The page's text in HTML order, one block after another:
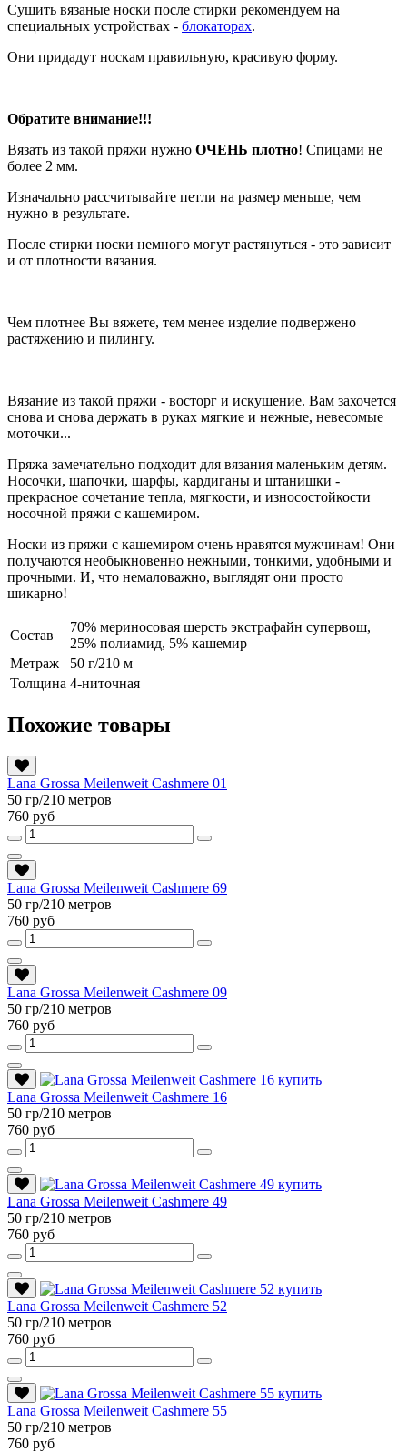
Сушить вязаные носки после стирки рекомендуем на
специальных устройствах - блокаторах.
Они придадут носкам правильную, красивую форму.
Обратите внимание!!!
Вязать из такой пряжи нужно ОЧЕНЬ плотно! Спицами не
более 2 мм.
Изначально рассчитывайте петли на размер меньше, чем
нужно в результате.
После стирки носки немного могут растянуться - это зависит
и от плотности вязания.
Чем плотнее Вы вяжете, тем менее изделие подвержено
растяжению и пилингу.
Вязание из такой пряжи - восторг и искушение. Вам захочется
снова и снова держать в руках мягкие и нежные, невесомые
моточки...
Пряжа замечательно подходит для вязания маленьким детям.
Носочки, шапочки, шарфы, кардиганы и штанишки -
прекрасное сочетание тепла, мягкости, и износостойкости
носочной пряжи с кашемиром.
Носки из пряжи с кашемиром очень нравятся мужчинам! Они
получаются необыкновенно нежными, тонкими, удобными и
прочными. И, что немаловажно, выглядят они просто
шикарно!
Состав
70% мериносовая шерсть экстрафайн супервош,
25% полиамид, 5% кашемир
Метраж
50 г/210 м
Толщина 4-ниточная
Похожие товары
Lana Grossa Meilenweit Cashmere 01
50 гр/210 метров
760 руб
Lana Grossa Meilenweit Cashmere 69
50 гр/210 метров
760 руб
Lana Grossa Meilenweit Cashmere 09
50 гр/210 метров
760 руб
Lana Grossa Meilenweit Cashmere 16
50 гр/210 метров
760 руб
Lana Grossa Meilenweit Cashmere 49
50 гр/210 метров
760 руб
Lana Grossa Meilenweit Cashmere 52
50 гр/210 метров
760 руб
Lana Grossa Meilenweit Cashmere 55
50 гр/210 метров
760 руб